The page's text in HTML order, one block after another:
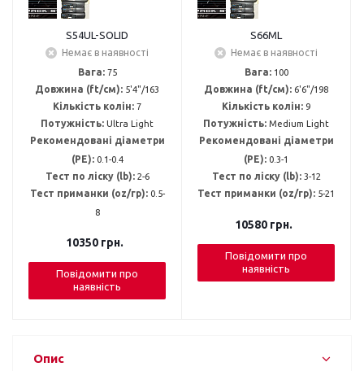
S54UL-SOLID
Немає в наявності
Вага: 75
Довжина (ft/см): 5'4"/163
Кількість колін: 7
Потужність: Ultra Light
Рекомендовані діаметри
(PE): 0.1-0.4
Тест по ліску (lb): 2-6
Тест приманки (oz/гр): 0.5-
8
10350грн.
Повідомити про
наявність
S66ML
Немає в наявності
Вага: 100
Довжина (ft/см): 6'6"/198
Кількість колін: 9
Потужність: Medium Light
Рекомендовані діаметри
(PE): 0.3-1
Тест по ліску (lb): 3-12
Тест приманки (oz/гр): 5-21
10580грн.
Повідомити про
наявність
Опис